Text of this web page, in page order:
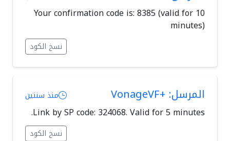
Your confirmation code is: 8385 (valid for 10
minutes)
نسخ الكود
المرسل: +VonageVF منذ سنتين
Link by SP code: 324068. Valid for 5 minutes.
نسخ الكود